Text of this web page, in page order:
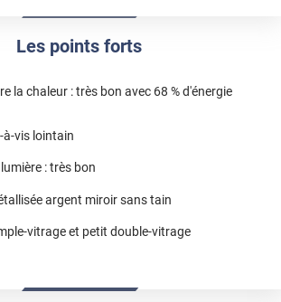
Les points forts
la chaleur : très bon avec 68 % d'énergie
à-vis lointain
: très bon
argent miroir sans tain
vitrage et petit double-vitrage